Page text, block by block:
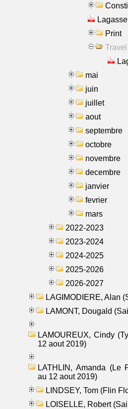
Print
Travel
mai
juin
juillet
aout
septembre
octobre
novembre
decembre
janvier
fevrier
mars
2022-2023
2023-2024
2024-2025
2025-2026
2026-2027
LAGIMODIERE, Alan
LAMONT, Dougald
LAMOUREUX, Cindy
12 aout 2019)
LATHLIN, Amanda (Le
au 12 aout 2019)
LINDSEY, Tom (Flin
LOISELLE, Robert